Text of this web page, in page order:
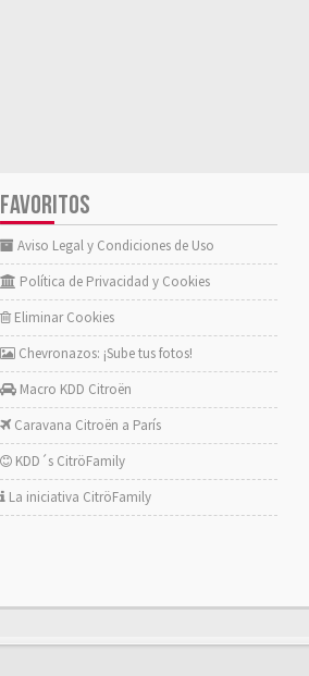
FAVORITOS
Aviso Legal y Condiciones de Uso
Política de Privacidad y Cookies
Eliminar Cookies
Chevronazos: ¡Sube tus fotos!
Macro KDD Citroën
Caravana Citroën a París
KDD´s CitröFamily
La iniciativa CitröFamily